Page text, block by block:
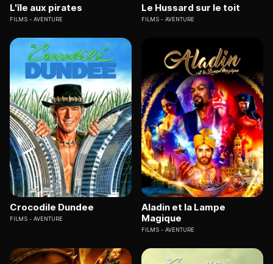
L'île aux pirates
FILMS AVENTURE
Le Hussard sur le toit
FILMS AVENTURE
Crocodile Dundee
FILMS AVENTURE
Aladin et la Lampe
Magique
FILMS AVENTURE